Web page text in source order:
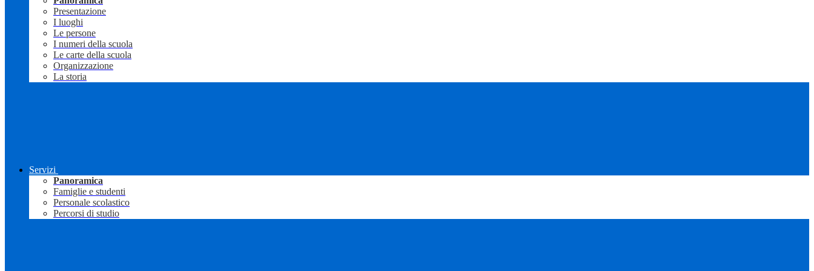
Presentazione
I luoghi
Le persone
I numeri della scuola
Le carte della scuola
Organizzazione
La storia
Servizi
Panoramica
Famiglie e studenti
Personale scolastico
Percorsi di studio